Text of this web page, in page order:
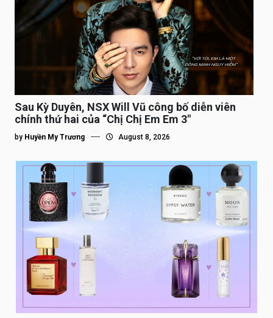
Sau Kỳ Duyên, NSX Will Vũ công bố diễn viên
chính thứ hai của “Chị Chị Em Em 3″
by Huyền My Trương August 8, 2026